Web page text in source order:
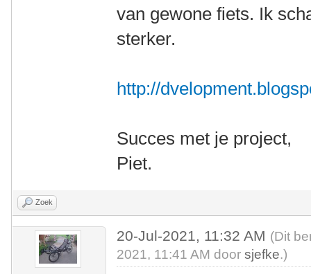
van gewone fiets. Ik
sterker.
http://
Succes met je project,
Piet.
Zoek
20-Jul-2021, 11:32 AM (Dit
2021, 11:41 AM doorsjefke.)